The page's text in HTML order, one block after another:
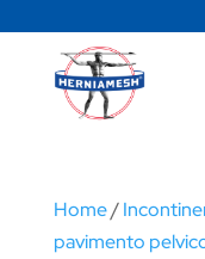
Home/
pavimento